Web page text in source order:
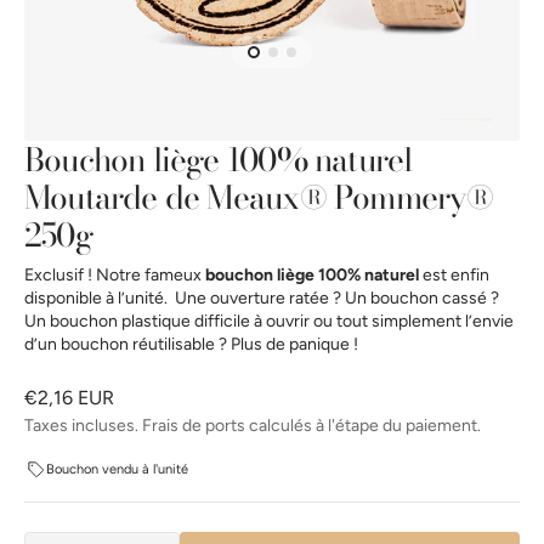
la
vue
de
Bouchon liège 100% naturel
Moutarde de Meaux® Pommery®
250g
Exclusif ! Notre fameuxbouchon liège 100% naturelest enfin
disponible à l’unité. Une ouverture ratée ? Un bouchon cassé ?
Un bouchon plastique difficile à ouvrir ou tout simplement l’envie
d’un bouchon réutilisable ? Plus de panique !
Prix
habituel
€2,16 EUR
Taxes incluses. Frais de ports calculés à l'étape du paiement.
Bouchon vendu à l'unité